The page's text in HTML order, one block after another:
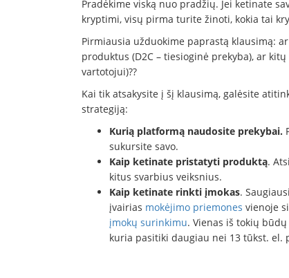
Pradėkime viską nuo pradžių. Jei ketinate
kryptimi, visų pirma turite žinoti, kokia tai
Pirmiausia užduokime paprastą klausimą:
produktus (D2C – tiesioginė prekyba), ar
vartotojui)??
Kai tik atsakysite į šį klausimą, galėsite
strategiją:
Kurią platformą naudosite prekybai.
sukursite savo.
Kaip ketinate pristatyti produktą.
kitus svarbius veiksnius.
Kaip ketinate rinkti įmokas.
įvairias mokėjimo priemones vienoje
įmokų surinkimu. Vienas iš tokių
kuria pasitiki daugiau nei 13 tūkst. el.